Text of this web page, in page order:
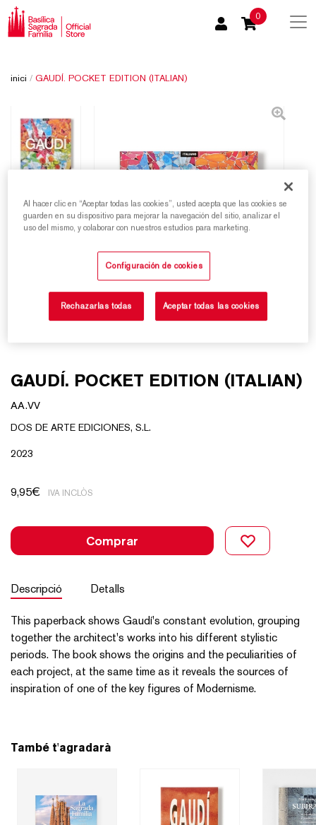
0
inici / GAUDÍ. POCKET EDITION (ITALIAN)
GAUDÍ. POCKET EDITION (ITALIAN)
AA.VV
DOS DE ARTE EDICIONES, S.L.
2023
9,95€ IVA INCLÒS
Comprar
Descripció Detalls
This paperback shows Gaudí's constant evolution, grouping
together the architect's works into his different stylistic
periods. The book shows the origins and the peculiarities of
each project, at the same time as it reveals the sources of
inspiration of one of the key figures of Modernisme.
També t'agradarà
Al hacer clic en “Aceptar todas las cookies”, usted acepta que las cookies se
guarden en su dispositivo para mejorar la navegación del sitio, analizar el
uso del mismo, y colaborar con nuestros estudios para marketing.
Configuración de cookies
Rechazarlas todas Aceptar todas las cookies